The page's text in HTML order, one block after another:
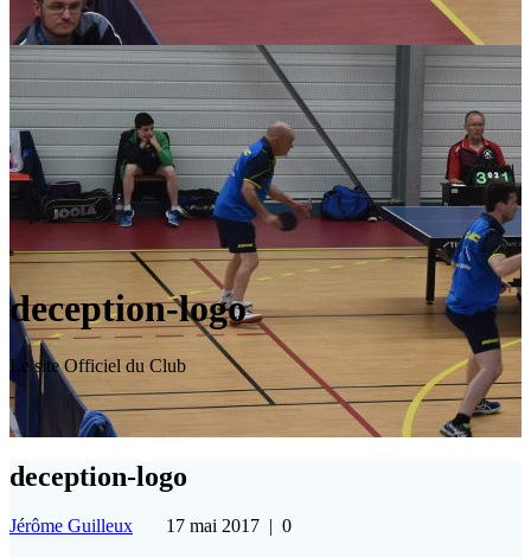
deception-logo
Le site Officiel du Club
deception-logo
Jérôme Guilleux 17 mai 2017 | 0